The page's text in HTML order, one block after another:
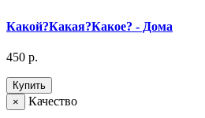
Какой?Какая?Какое? - Дома
450 р.
Купить
×
Качество